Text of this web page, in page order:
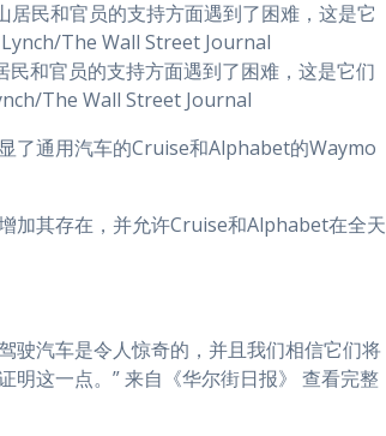
和官员的支持方面遇到了困难，这是它们
The Wall Street Journal
了通用汽车的Cruise和Alphabet的Waymo
加其存在，并允许Cruise和Alphabet在全天
驶汽车是令人惊奇的，并且我们相信它们将
明这一点。” 来自《华尔街日报》 查看完整